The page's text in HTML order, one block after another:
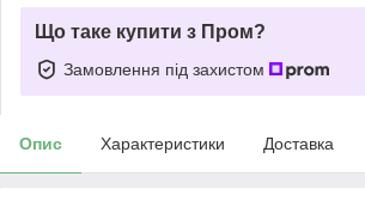
Що таке купити з Пром?
Замовлення під захистом
Опис Характеристики Доставка